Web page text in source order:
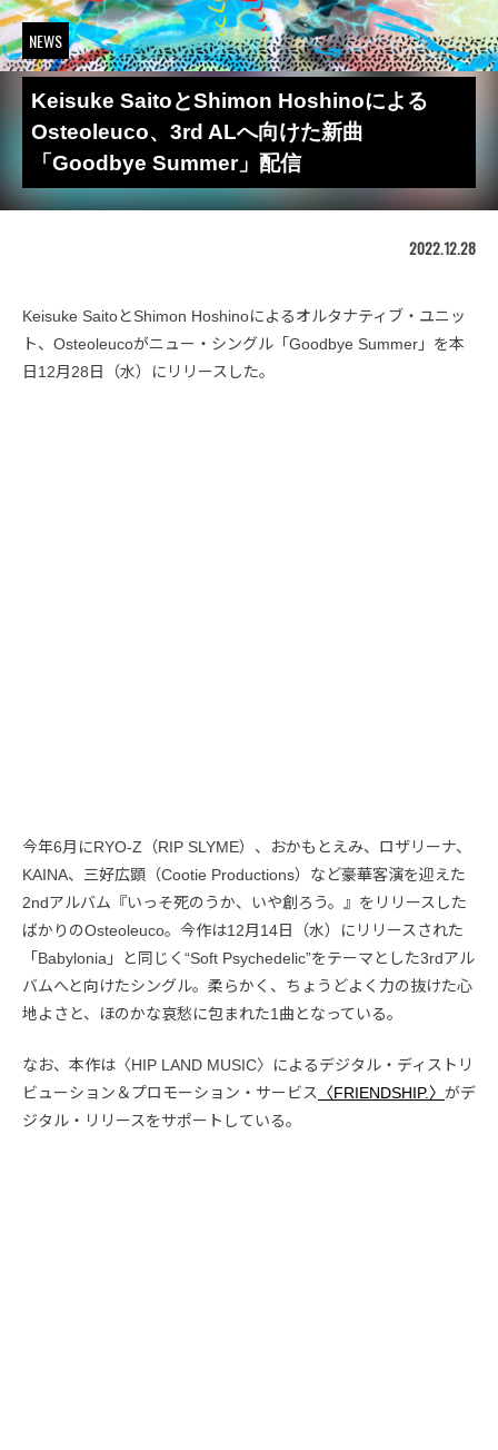
NEWS
Keisuke SaitoとShimon Hoshinoによる
Osteoleuco、3rd ALへ向けた新曲
「Goodbye Summer」配信
2022.12.28
Keisuke SaitoとShimon Hoshinoによるオルタナティブ・ユニッ
ト、Osteoleucoがニュー・シングル「Goodbye Summer」を本
日12月28日（水）にリリースした。
今年6月にRYO-Z（RIP SLYME）、おかもとえみ、ロザリーナ、
KAINA、三好広顕（Cootie Productions）など豪華客演を迎えた
2ndアルバム『いっそ死のうか、いや創ろう。』をリリースした
ばかりのOsteoleuco。今作は12月14日（水）にリリースされた
「Babylonia」と同じく“Soft Psychedelic”をテーマとした3rdアル
バムへと向けたシングル。柔らかく、ちょうどよく力の抜けた心
地よさと、ほのかな哀愁に包まれた1曲となっている。
なお、本作は〈HIP LAND MUSIC〉によるデジタル・ディストリ
ビューション＆プロモーション・サービス
〈FRIENDSHIP.〉 がデ
ジタル・リリースをサポートしている。